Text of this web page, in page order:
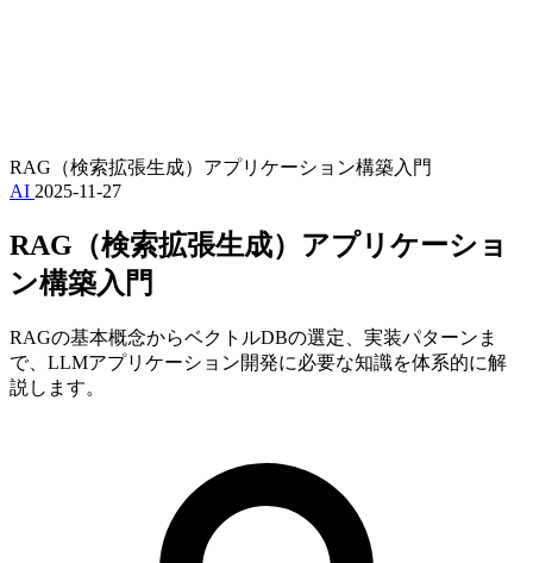
RAG（検索拡張生成）アプリケーション構築入門
AI 2025-11-27
RAG（検索拡張生成）アプリケーショ
ン構築入門
RAGの基本概念からベクトルDBの選定、実装パターンま
で、LLMアプリケーション開発に必要な知識を体系的に解
説します。